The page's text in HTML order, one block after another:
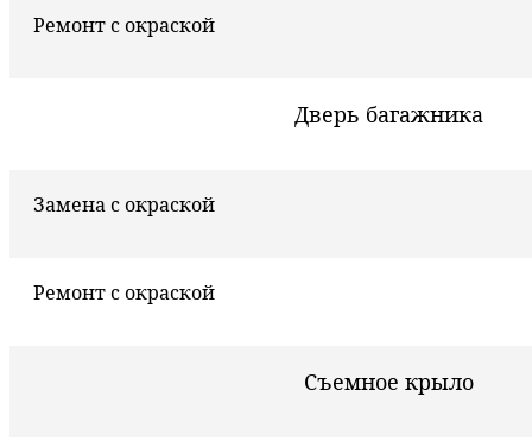
Ремонт с окраской
Дверь багажника
Замена с окраской
Ремонт с окраской
Съемное крыло